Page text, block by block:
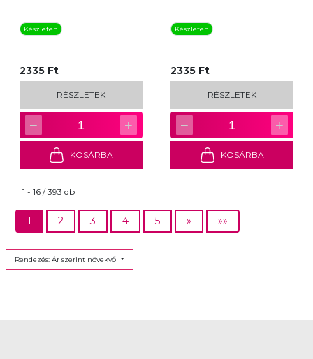
Készleten
2335 Ft
RÉSZLETEK
− 1 +
KOSÁRBA
Készleten
2335 Ft
RÉSZLETEK
− 1 +
KOSÁRBA
1 - 16 / 393 db
1 2 3 4 5 » »»
Rendezés: Ár szerint növekvő